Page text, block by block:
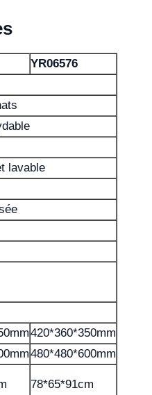
YR06576
lavable
420*360*350mm
480*480*600mm
78*65*91cm